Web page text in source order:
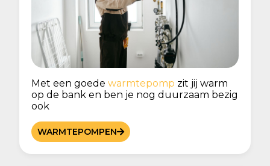
Met een goede warmtepomp zit jij warm
op de bank en ben je nog duurzaam bezig
ook
WARMTEPOMPEN